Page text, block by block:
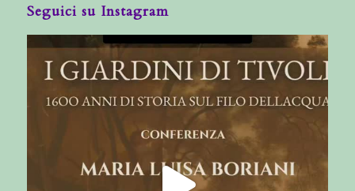
Seguici su Instagram